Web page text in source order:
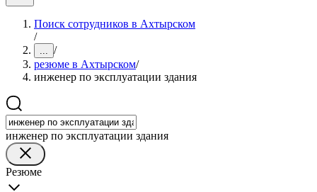
Поиск сотрудников в Ахтырском
/
... /
резюме в Ахтырском/
инженер по эксплуатации здания
инженер по эксплуатации здания
Резюме